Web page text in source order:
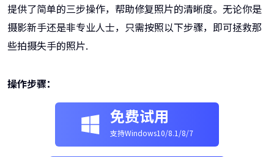
提供了简单的三步操作，帮助修复照片的清晰度。无论你是
摄影新手还是非专业人士，只需按照以下步骤，即可拯救那
些拍摄失手的照片.
操作步骤：
免费试用
支持Windows10/8.1/8/7